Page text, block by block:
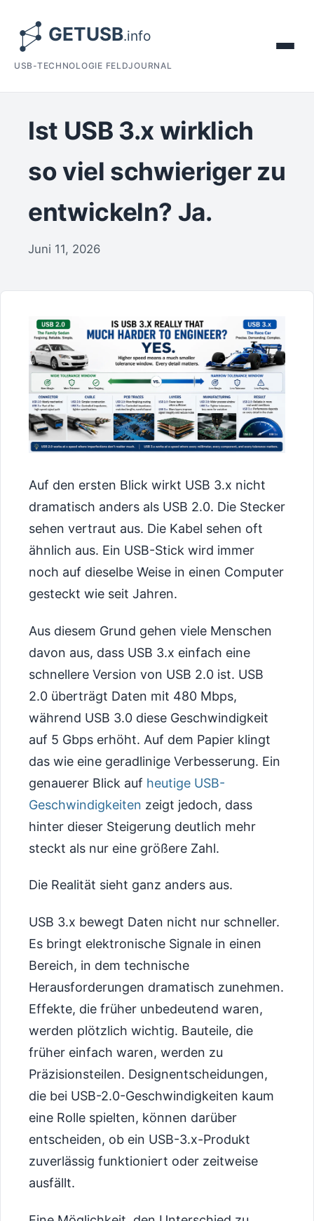
USB-TECHNOLOGIE FELDJOURNAL
Ist USB 3.x wirklich
so viel schwieriger zu
entwickeln? Ja.
Juni 11, 2026
Auf den ersten Blick wirkt USB 3.x nicht
dramatisch anders als USB 2.0. Die Stecker
sehen vertraut aus. Die Kabel sehen oft
ähnlich aus. Ein USB-Stick wird immer
noch auf dieselbe Weise in einen Computer
gesteckt wie seit Jahren.
Aus diesem Grund gehen viele Menschen
davon aus, dass USB 3.x einfach eine
schnellere Version von USB 2.0 ist. USB
2.0 überträgt Daten mit 480 Mbps,
während USB 3.0 diese Geschwindigkeit
auf 5 Gbps erhöht. Auf dem Papier klingt
das wie eine geradlinige Verbesserung. Ein
genauerer Blick auf heutige USB-
Geschwindigkeiten zeigt jedoch, dass
hinter dieser Steigerung deutlich mehr
steckt als nur eine größere Zahl.
Die Realität sieht ganz anders aus.
USB 3.x bewegt Daten nicht nur schneller.
Es bringt elektronische Signale in einen
Bereich, in dem technische
Herausforderungen dramatisch zunehmen.
Effekte, die früher unbedeutend waren,
werden plötzlich wichtig. Bauteile, die
früher einfach waren, werden zu
Präzisionsteilen. Designentscheidungen,
die bei USB-2.0-Geschwindigkeiten kaum
eine Rolle spielten, können darüber
entscheiden, ob ein USB-3.x-Produkt
zuverlässig funktioniert oder zeitweise
ausfällt.